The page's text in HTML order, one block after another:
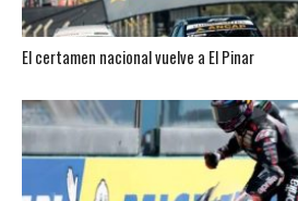
El certamen nacional vuelve a El Pinar